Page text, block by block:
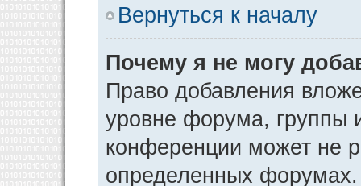
Вернуться к началу
Почему я не могу
Право добавления
уровне форума, группы
конференции может не
определенных